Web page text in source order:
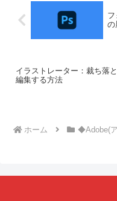
フ
の
イラストレーター：裁ち落
編集する方法
ホーム ◆Adobe(